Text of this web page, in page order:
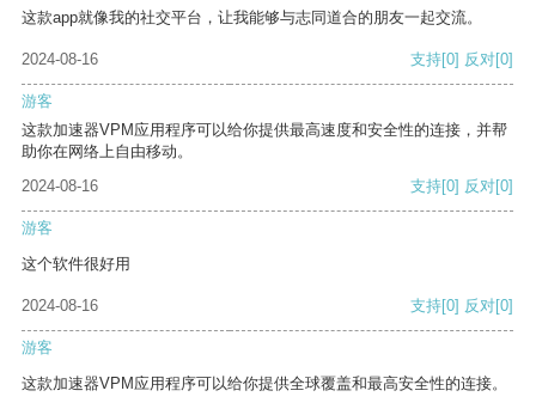
这款app就像我的社交平台，让我能够与志同道合的朋友一起交流。
2024-08-16 支持[0] 反对[0]
游客
这款加速器VPM应用程序可以给你提供最高速度和安全性的连接，并帮
助你在网络上自由移动。
2024-08-16
支持[0] 反对[0]
游客
这个软件很好用
2024-08-16 支持[0] 反对[0]
游客
这款加速器VPM应用程序可以给你提供全球覆盖和最高安全性的连接。